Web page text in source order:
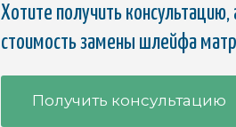
Хотите получить
стоимость замены шлейфа
Получить консультацию